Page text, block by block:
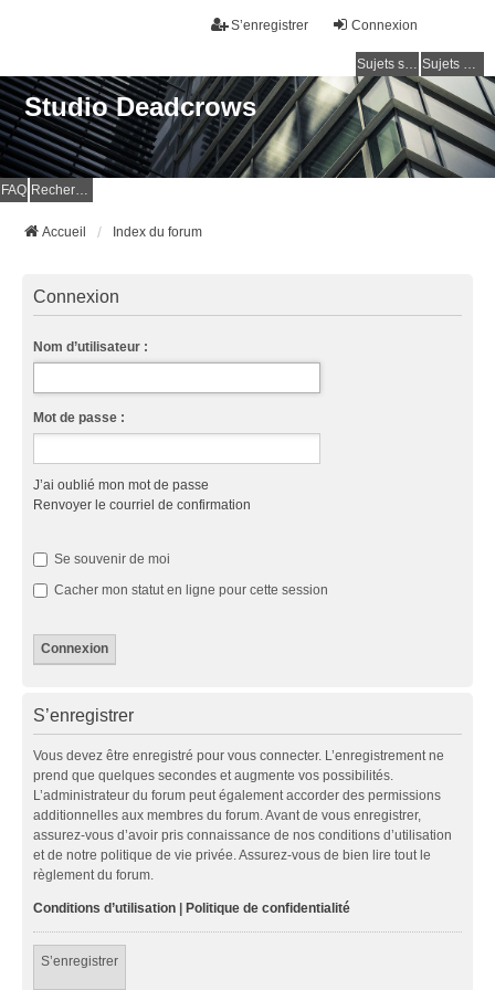
Connexion
S’enregistrer
Sujets sans réponse Sujets actifs
Studio Deadcrows
FAQ Rechercher
Accueil Index du forum
Connexion
Nom d’utilisateur :
Mot de passe :
J’ai oublié mon mot de passe
Renvoyer le courriel de confirmation
Se souvenir de moi
Cacher mon statut en ligne pour cette session
S’enregistrer
Vous devez être enregistré pour vous connecter. L’enregistrement ne
prend que quelques secondes et augmente vos possibilités.
L’administrateur du forum peut également accorder des permissions
additionnelles aux membres du forum. Avant de vous enregistrer,
assurez-vous d’avoir pris connaissance de nos conditions d’utilisation
et de notre politique de vie privée. Assurez-vous de bien lire tout le
règlement du forum.
Conditions d’utilisation | Politique de confidentialité
S’enregistrer